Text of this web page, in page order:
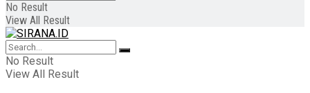
No Result
View All Result
No Result
View All Result